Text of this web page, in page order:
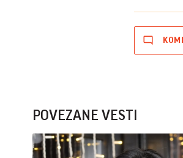
POVEZANE VESTI